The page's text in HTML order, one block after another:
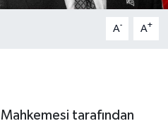
A- A+
tarafından